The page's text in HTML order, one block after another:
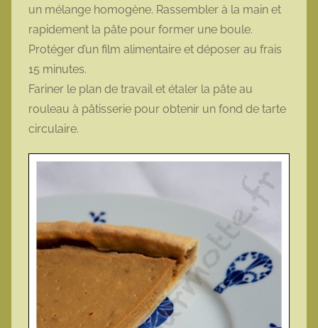
un mélange homogène. Rassembler à la main et
rapidement la pâte pour former une boule.
Protéger d’un film alimentaire et déposer au frais
15 minutes.
Fariner le plan de travail et étaler la pâte au
rouleau à pâtisserie pour obtenir un fond de tarte
circulaire.